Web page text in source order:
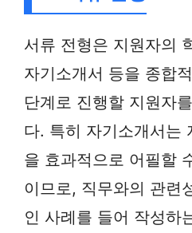
서류 전형은 지원자의
자기소개서 등을 종합
단계로 진행할 지원자
다. 특히 자기소개서는
을 효과적으로 어필할
이므로, 직무와의 관련
인 사례를 들어 작성하